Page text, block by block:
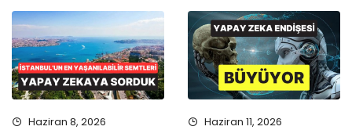
Haziran 8, 2026 Haziran 11, 2026